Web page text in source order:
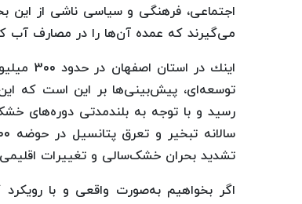
اجتماعی، فرهنگی و سیاسی ناشی از این
می‌گیرند که عمده آن‌ها را در مصارف آب
اینك
رسید و با توجه به بلندمدتی دوره‌های
تشدید بحران خشک‌سالی و تغییرات
اگر بخواهیم به‌صورت واقعی و با